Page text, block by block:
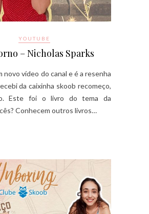
YOUTUBE
– Nicholas Sparks
novo vídeo do canal e é a resenha
da caixinha skoob recomeço,
Este foi o livro do tema da
Conhecem outros livros…